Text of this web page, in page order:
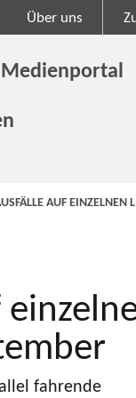
Über uns
Medienportal
AUF
fahrende